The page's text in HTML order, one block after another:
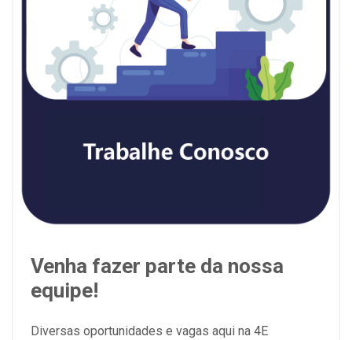
Venha fazer parte da nossa
equipe!
Diversas oportunidades e vagas aqui na 4E